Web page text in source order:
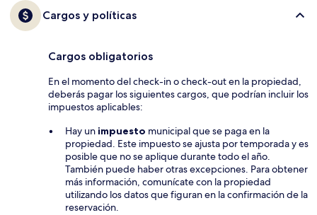
Cargos y políticas
Cargos obligatorios
En el momento del check-in o check-out en la propiedad,
deberás pagar los siguientes cargos, que podrían incluir los
impuestos aplicables:
Hay unimpuesto municipal que se paga en la
propiedad. Este impuesto se ajusta por temporada y es
posible que no se aplique durante todo el año.
También puede haber otras excepciones. Para obtener
más información, comunícate con la propiedad
utilizando los datos que figuran en la confirmación de la
reservación.